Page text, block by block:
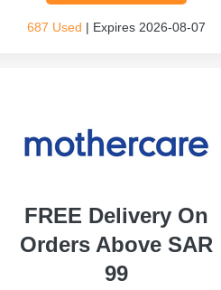
687 Used | Expires 2026-08-07
FREE Delivery On
Orders Above SAR
99